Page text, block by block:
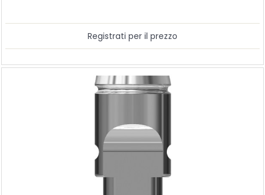
Registrati per il prezzo